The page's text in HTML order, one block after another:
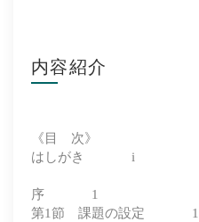
内容紹介
《目 次》
はしがき i
序 1
第1節 課題の設定 1